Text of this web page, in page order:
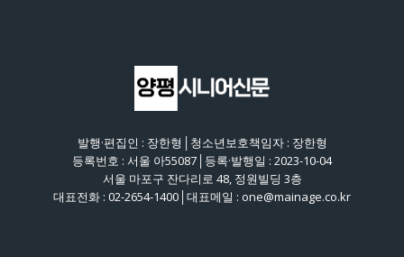
발행·편집인 : 장한형│청소년보호책임자 : 장한형
등록번호 : 서울 아55087│등록·발행일 : 2023-10-04
서울 마포구 잔다리로 48, 정원빌딩 3층
대표전화 : 02-2654-1400│대표메일 : one@mainage.co.kr